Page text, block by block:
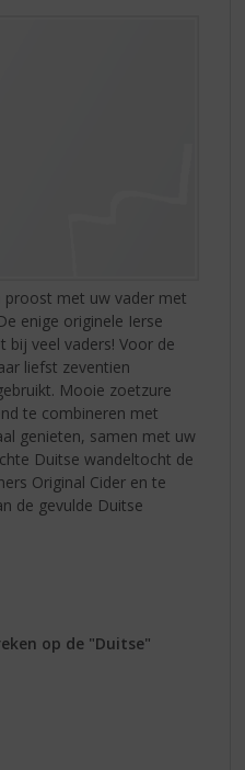
proost met uw vader met
enige originele Ierse
bij veel vaders! Voor de
liefst zeventien
Mooie zoetzure
te combineren met
genieten, samen met uw
Duitse wandeltocht de
Original Cider en te
de gevulde Duitse
op de "Duitse"